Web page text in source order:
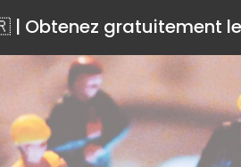
Obtenez gratuitement